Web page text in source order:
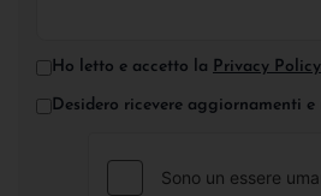
Ho letto e accetto la Privacy Policy
Desidero ricevere aggiornamenti e